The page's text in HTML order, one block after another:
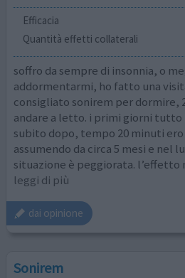
Efficacia
Quantità effetti collaterali
soffro da sempre di insonnia, o
addormentarmi, ho fatto una
consigliato sonirem per dormire,
andare a letto. i primi giorni tutto
subito dopo, tempo 20 minuti ero
assumendo da circa 5 mesi e nel
situazione è peggiorata. l’effetto
leggi di più
dai opinione
Sonirem